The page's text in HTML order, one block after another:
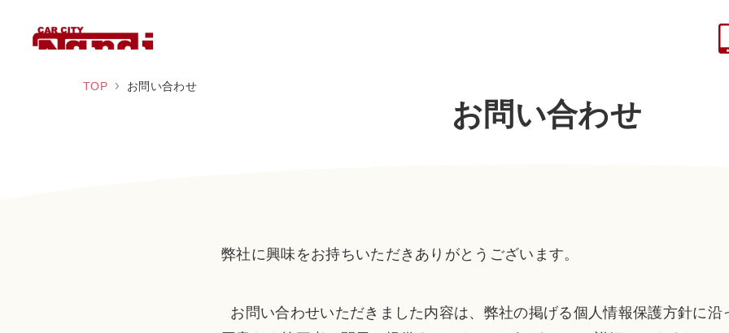
TOP お問い合わせ
お問い合わせ
弊社に興味をお持ちいただきありがとうございます。
お問い合わせいただきました内容は、弊社の掲げる個人情報保護方針に沿